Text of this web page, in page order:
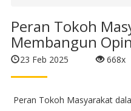
Peran Tokoh
Membangun
23 Feb 2025 668x
Peran Tokoh Masyarakat